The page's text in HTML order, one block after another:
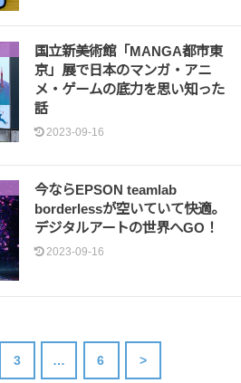
国立新美術館「MANGA都市東
京」展で日本のマンガ・アニ
メ・ゲームの底力を思い知った
話
2023-09-16
今ならEPSON teamlab
borderlessが空いていて快適。
デジタルアートの世界へGO！
2023-09-16
3 … 6 >